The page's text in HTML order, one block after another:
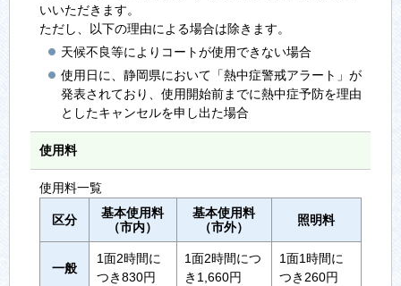
いいただきます。
ただし、以下の理由による場合は除きます。
天候不良等によりコートが使用できない場合
使用日に、静岡県において「熱中症警戒アラート」が
発表されており、使用開始前までに熱中症予防を理由
としたキャンセルを申し出た場合
使用料
使用料一覧
区分
基本使用料
（市内）
基本使用料
（市外）
照明料
一般
1面2時間に
つき830円
1面2時間につ
き1,660円
1面1時間に
つき260円